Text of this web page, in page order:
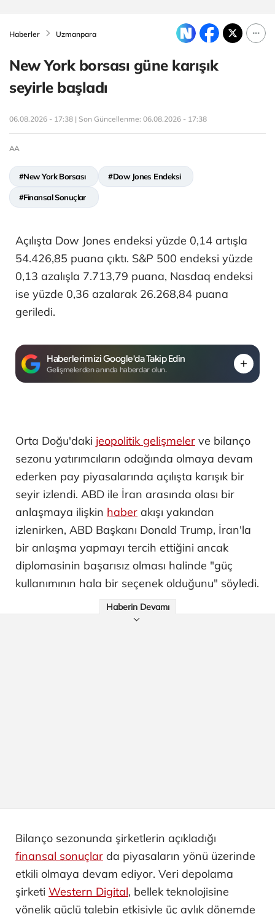
Haberler Uzmanpara
New York borsası güne karışık
seyirle başladı
06.08.2026 - 17:38 | Son Güncellenme: 06.08.2026 - 17:38
AA
#New York Borsası #Dow Jones Endeksi
#Finansal Sonuçlar
Açılışta Dow Jones endeksi yüzde 0,14 artışla
54.426,85 puana çıktı. S&P 500 endeksi yüzde
0,13 azalışla 7.713,79 puana, Nasdaq endeksi
ise yüzde 0,36 azalarak 26.268,84 puana
geriledi.
Haberlerimizi Google'da Takip Edin
Gelişmelerden anında haberdar olun.
Orta Doğu'daki jeopolitik gelişmeler ve bilanço
sezonu yatırımcıların odağında olmaya devam
ederken pay piyasalarında açılışta karışık bir
seyir izlendi. ABD ile İran arasında olası bir
anlaşmaya ilişkin haber akışı yakından
izlenirken, ABD Başkanı Donald Trump, İran'la
bir anlaşma yapmayı tercih ettiğini ancak
diplomasinin başarısız olması halinde "güç
kullanımının hala bir seçenek olduğunu" söyledi.
Haberin Devamı
Bilanço sezonunda şirketlerin açıkladığı
finansal sonuçlar da piyasaların yönü üzerinde
etkili olmaya devam ediyor. Veri depolama
şirketi Western Digital, bellek teknolojisine
yönelik güçlü talebin etkisiyle üç aylık dönemde